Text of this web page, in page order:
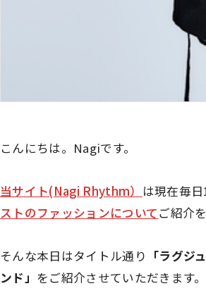
こんにちは。Nagiです。
当サイト(Nagi Rhythm） は現在毎
ストのファッションについてご紹介
そんな本日はタイトル通り 「ラグ
ンド」 をご紹介させていただきます。